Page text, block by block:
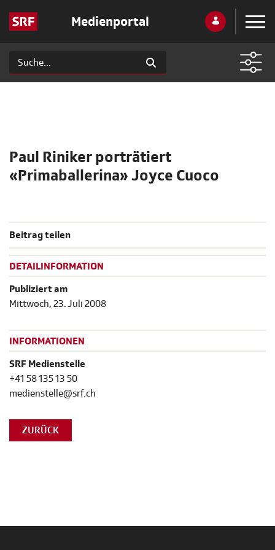
Medienportal
Paul Riniker porträtiert
«Primaballerina» Joyce Cuoco
Beitrag teilen
DETAILINFORMATION
Publiziert am
Mittwoch, 23. Juli 2008
INFORMATIONEN
SRF Medienstelle
+41 58 135 13 50
medienstelle@srf.ch
ZURÜCK